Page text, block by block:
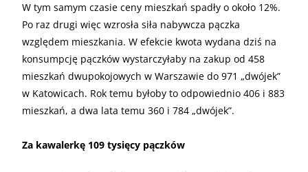
W tym samym czasie ceny mieszkań spadły o około 12%.
Po raz drugi więc wzrosła siła nabywcza pączka
względem mieszkania. W efekcie kwota wydana dziś na
konsumpcję pączków wystarczyłaby na zakup od 458
mieszkań dwupokojowych w Warszawie do 971 „dwójek”
w Katowicach. Rok temu byłoby to odpowiednio 406 i 883
mieszkań, a dwa lata temu 360 i 784 „dwójek”.
Za kawalerkę 109 tysięcy pączków